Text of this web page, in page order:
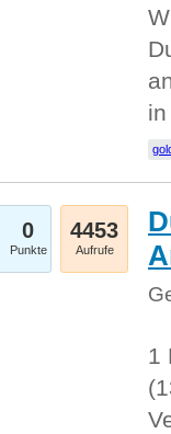
0
Punkte
4453
Aufrufe
1